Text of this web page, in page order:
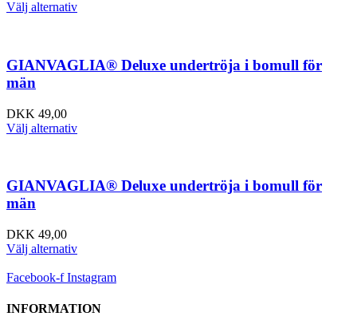
Välj alternativ
GIANVAGLIA® Deluxe undertröja i bomull för
män
DKK 49,00
Välj alternativ
GIANVAGLIA® Deluxe undertröja i bomull för
män
DKK 49,00
Välj alternativ
Facebook-f Instagram
INFORMATION